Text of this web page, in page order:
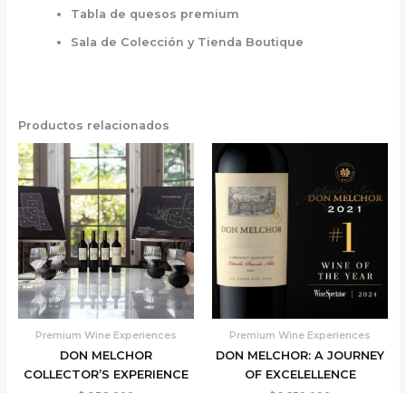
Tabla de quesos premium
Sala de Colección y Tienda Boutique
Productos relacionados
Premium Wine Experiences
DON MELCHOR
COLLECTOR’S EXPERIENCE
Premium Wine Experiences
DON MELCHOR: A JOURNEY
OF EXCELELLENCE